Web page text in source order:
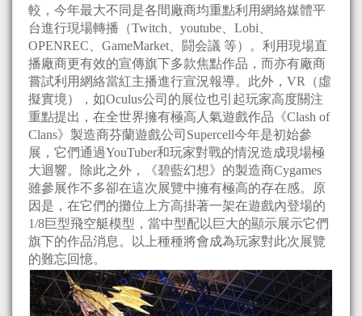
較，今年最大不同是各間廠商均重點利用網絡媒體平
台進行現場轉播（Twitch、youtube、Lobi、
OPENREC、GameMarket、闘会議 等）。利用現場直
播廠商更有效的宣傳旗下多款焦點作品，而亦有廠商
嘗試利用網絡當紅主播進行宣況報導。此外，VR（虛
擬實境），如Oculus公司的展位也引起玩家高度關注
重點提出，在全世界擁有極高人氣遊戲作品《Clash of
Clans》製造商芬蘭遊戲公司Supercell今年是初始參
展，它們通過YouTuber和玩家對戰的情況造成現場極
大迴響。除此之外，《碧藍幻想》的製造商Cygames
雖參展作不多卻在這次展覽中擁有極高的存在感。原
因是，在它們的攤位上方高掛著一架在遊戲內登場的
1/8巨型飛空艇模型，當中型配以巨大的顯示展示它們
旗下的作品消息。以上種種將會成為玩家對此次展覽
的難忘回憶。